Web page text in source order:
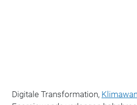
Digitale Transformation,